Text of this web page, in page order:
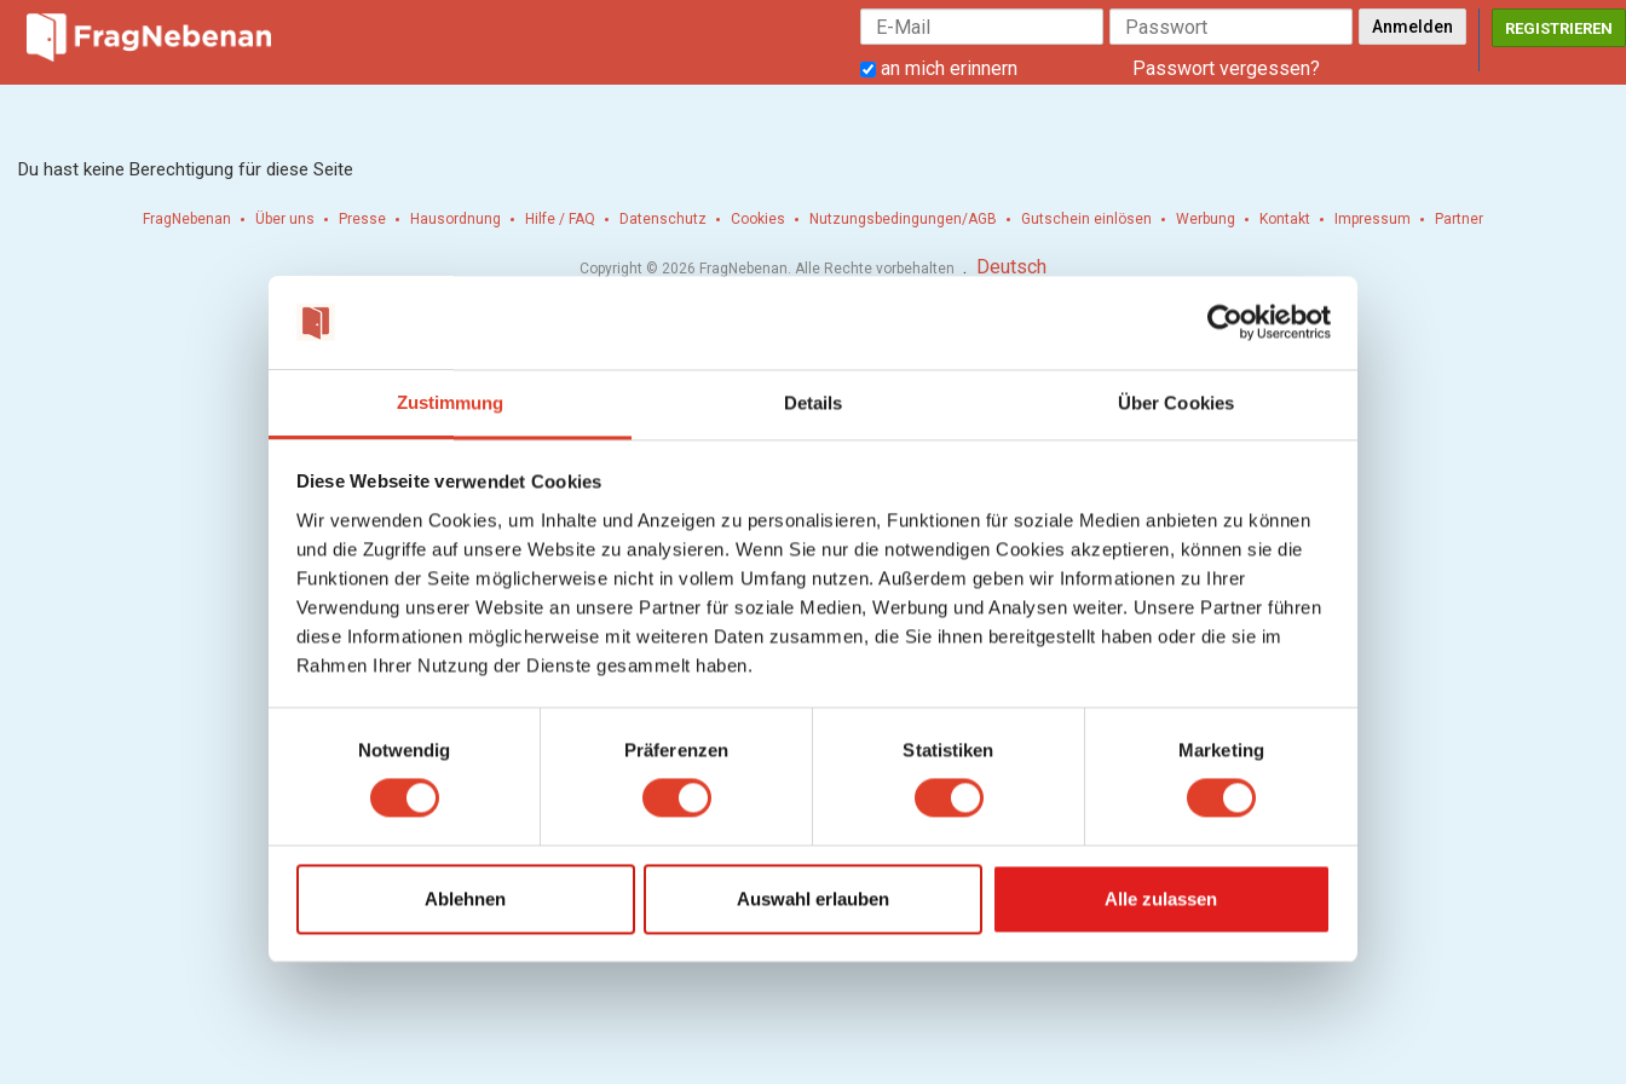
Zustimmung Details Über Cookies
Diese Webseite verwendet Cookies
Wir verwenden Cookies, um Inhalte und Anzeigen zu personalisieren, Funktionen für soziale Medien anbieten zu können
und die Zugriffe auf unsere Website zu analysieren. Wenn Sie nur die notwendigen Cookies akzeptieren, können sie die
Funktionen der Seite möglicherweise nicht in vollem Umfang nutzen. Außerdem geben wir Informationen zu Ihrer
Verwendung unserer Website an unsere Partner für soziale Medien, Werbung und Analysen weiter. Unsere Partner führen
diese Informationen möglicherweise mit weiteren Daten zusammen, die Sie ihnen bereitgestellt haben oder die sie im
Rahmen Ihrer Nutzung der Dienste gesammelt haben.
g
Notwendig Präferenzen Statistiken Marketing
Ablehnen Auswahl erlauben Alle zulassen
an mich erinnern Passwort vergessen?
REGISTRIEREN
Du hast keine Berechtigung für diese Seite
FragNebenan Über uns Presse Hausordnung Hilfe / FAQ Datenschutz Cookies Nutzungsbedingungen/AGB Gutschein einlösen Werbung Kontakt Impressum Partner
Copyright © 2026 FragNebenan. Alle Rechte vorbehalten . Deutsch